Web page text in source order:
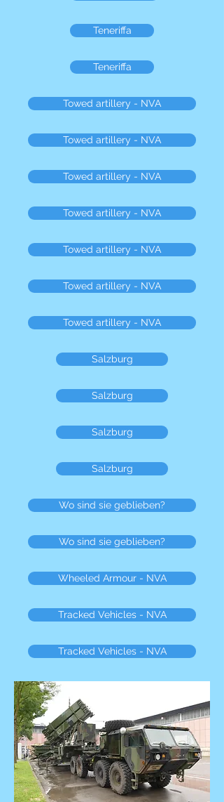
Teneriffa
Teneriffa
Towed artillery - NVA
Towed artillery - NVA
Towed artillery - NVA
Towed artillery - NVA
Towed artillery - NVA
Towed artillery - NVA
Towed artillery - NVA
Salzburg
Salzburg
Salzburg
Salzburg
Wo sind sie geblieben?
Wo sind sie geblieben?
Wheeled Armour - NVA
Tracked Vehicles - NVA
Tracked Vehicles - NVA